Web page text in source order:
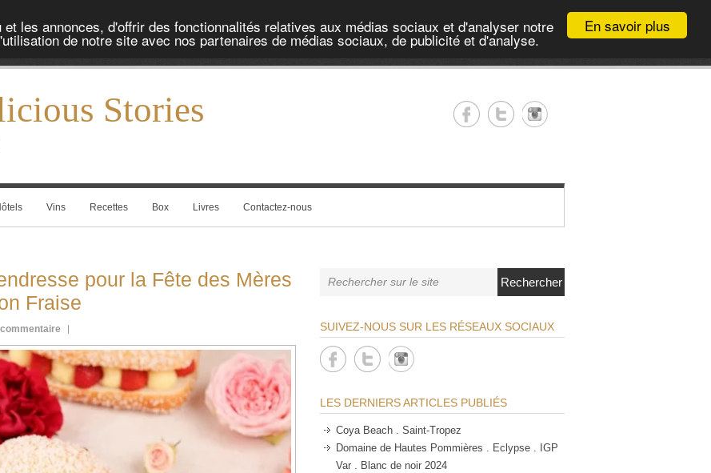
En savoir plus
les annonces, d'offrir des fonctionnalités relatives aux médias sociaux et d'analyser notre
de notre site avec nos partenaires de médias sociaux, de publicité et d'analyse.
Stories
Vins Recettes Box Livres Contactez-nous
pour la Fête des Mères
Fraise
Rechercher
SUIVEZ-NOUS SUR LES RÉSEAUX SOCIAUX
LES DERNIERS ARTICLES PUBLIÉS
Coya Beach . Saint-Tropez
Domaine de Hautes Pommières . Eclypse . IGP
Var . Blanc de noir 2024